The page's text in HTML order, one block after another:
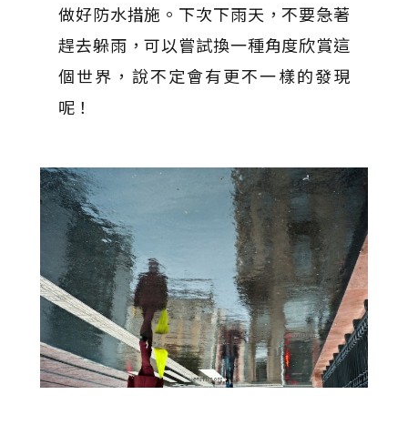
做好防水措施。下次下雨天，不要急著
趕去躲雨，可以嘗試換一種角度欣賞這
個世界，說不定會有更不一樣的發現
呢！